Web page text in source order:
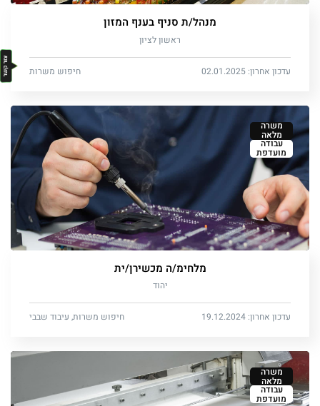
מנהל/ת סניף בענף המזון
ראשון לציון
עדכון אחרון: 02.01.2025 חיפוש משרות
משרה
מלאה
עבודה
מועדפת
מלחימ/ה מכשירן/ית
יהוד
עדכון אחרון: 19.12.2024 חיפוש משרות, עיבוד שבבי
משרה
מלאה
עבודה
מועדפת